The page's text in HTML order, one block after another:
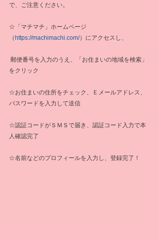
で、ご注意ください。
☆「マチマチ」ホームページ
（ https://machimachi.com/）にアクセスし、
をクリック
☆お住まいの住所をチェック、Ｅメールアドレス、
パスワードを入力して送信
☆認証コードがＳＭＳで届き、認証コード入力で本
人確認完了
☆名前などのプロフィールを入力し、登録完了！